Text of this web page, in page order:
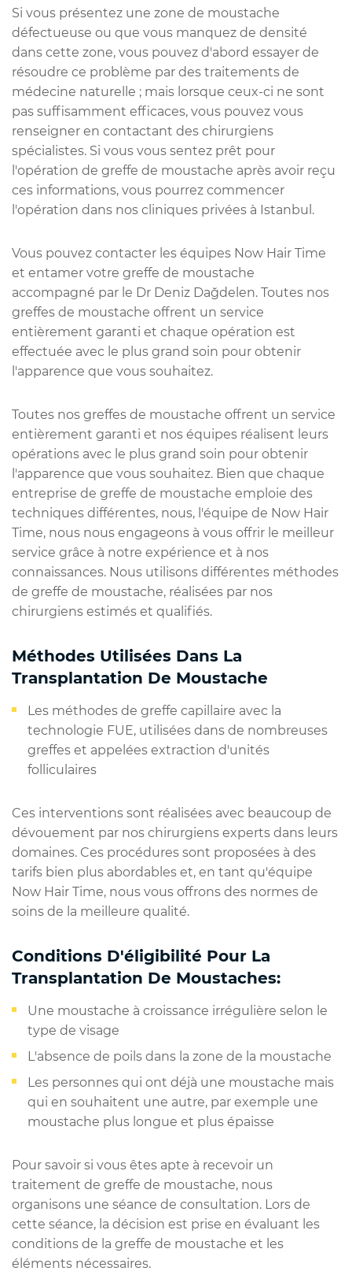
Si vous présentez une zone de moustache
défectueuse ou que vous manquez de densité
dans cette zone, vous pouvez d'abord essayer de
résoudre ce problème par des traitements de
médecine naturelle ; mais lorsque ceux-ci ne sont
pas suffisamment efficaces, vous pouvez vous
renseigner en contactant des chirurgiens
spécialistes. Si vous vous sentez prêt pour
l'opération de greffe de moustache après avoir reçu
ces informations, vous pourrez commencer
l'opération dans nos cliniques privées à Istanbul.
Vous pouvez contacter les équipes Now Hair Time
et entamer votre greffe de moustache
accompagné par le Dr Deniz Dağdelen. Toutes nos
greffes de moustache offrent un service
entièrement garanti et chaque opération est
effectuée avec le plus grand soin pour obtenir
l'apparence que vous souhaitez.
Toutes nos greffes de moustache offrent un service
entièrement garanti et nos équipes réalisent leurs
opérations avec le plus grand soin pour obtenir
l'apparence que vous souhaitez. Bien que chaque
entreprise de greffe de moustache emploie des
techniques différentes, nous, l'équipe de Now Hair
Time, nous nous engageons à vous offrir le meilleur
service grâce à notre expérience et à nos
connaissances. Nous utilisons différentes méthodes
de greffe de moustache, réalisées par nos
chirurgiens estimés et qualifiés.
Méthodes Utilisées Dans La
Transplantation De Moustache
Les méthodes de greffe capillaire avec la
technologie FUE, utilisées dans de nombreuses
greffes et appelées extraction d'unités
folliculaires
Ces interventions sont réalisées avec beaucoup de
dévouement par nos chirurgiens experts dans leurs
domaines. Ces procédures sont proposées à des
tarifs bien plus abordables et, en tant qu'équipe
Now Hair Time, nous vous offrons des normes de
soins de la meilleure qualité.
Conditions D'éligibilité Pour La
Transplantation De Moustaches:
Une moustache à croissance irrégulière selon le
type de visage
L'absence de poils dans la zone de la moustache
Les personnes qui ont déjà une moustache mais
qui en souhaitent une autre, par exemple une
moustache plus longue et plus épaisse
Pour savoir si vous êtes apte à recevoir un
traitement de greffe de moustache, nous
organisons une séance de consultation. Lors de
cette séance, la décision est prise en évaluant les
conditions de la greffe de moustache et les
éléments nécessaires.